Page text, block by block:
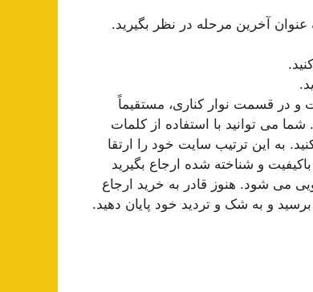
عنوان آخرین مرحله در نظر بگیرید.
و در قسمت نوار کناری، مستقیماً
می توانید با استفاده از کلمات
به این ترتیب سایت خود را ارتقا
و شناخته شده ارجاع بگیرید
می شود. هنوز قادر به خرید ارجاع
و به شک و تردید خود پایان دهید.